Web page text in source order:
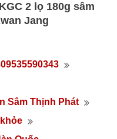
2 lọ 180g sâm
Jang
Sâm Thịnh Phát